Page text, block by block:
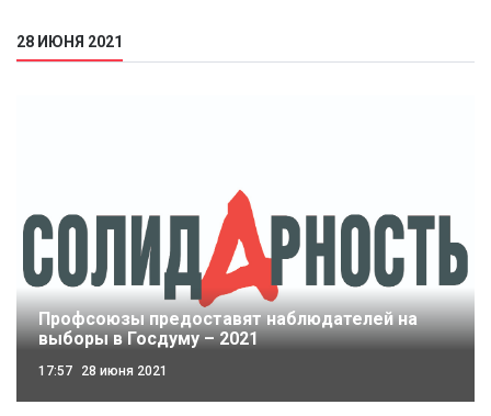
28 ИЮНЯ 2021
Профсоюзы предоставят наблюдателей на
выборы в Госдуму – 2021
17:57 28 июня 2021